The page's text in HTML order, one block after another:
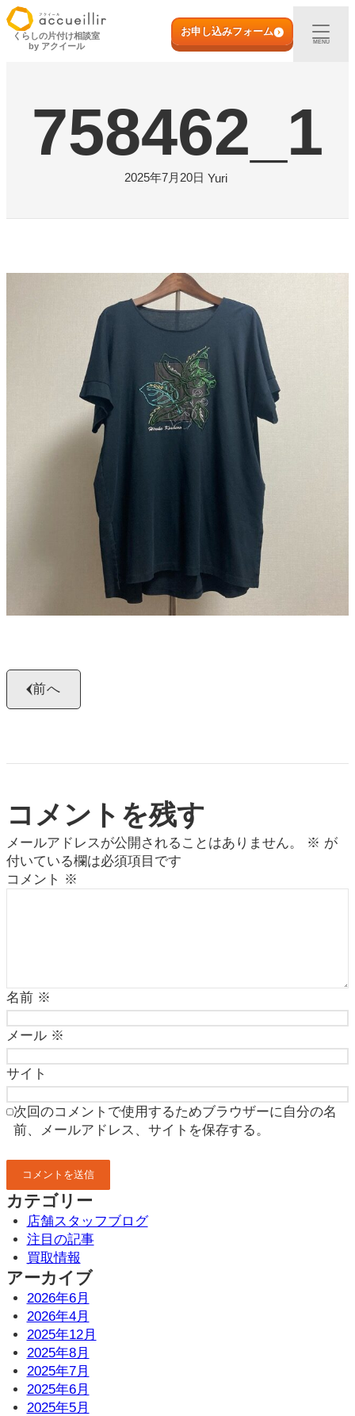
内
容
初めての方へ
宅配買取
店頭買取
ご利用実例
店舗一覧
よくある質問
お問い合わせ
受付時間9:00〜18:00（年中無休※年末年始は除く）
くらしの片付け相談室
by アクイール
お申し込みフォーム
MENU
758462_1
2025年7月20日 Yuri
前へ
コメントを残す
メールアドレスが公開されることはありません。 ※ が
付いている欄は必須項目です
コメント ※
名前 ※
メール ※
サイト
次回のコメントで使用するためブラウザーに自分の名
前、メールアドレス、サイトを保存する。
カテゴリー
店舗スタッフブログ
注目の記事
買取情報
アーカイブ
2026年6月
2026年4月
2025年12月
2025年8月
2025年7月
2025年6月
2025年5月